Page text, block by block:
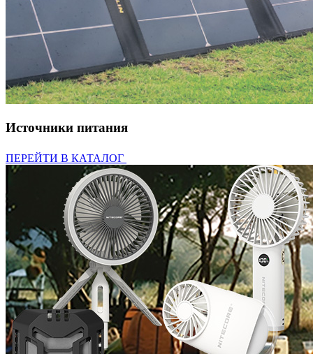
Источники питания
ПЕРЕЙТИ В КАТАЛОГ